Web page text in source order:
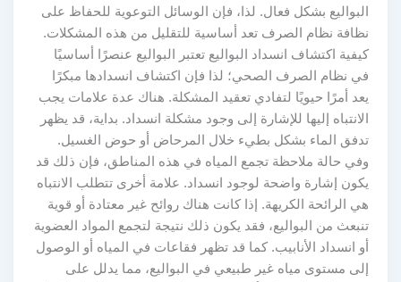
البواليع بشكل فعال. لذا، فإن الوسائل التوعوية للحفاظ على
نظافة نظام الصرف تعد أساسية للتقليل من هذه المشكلات.
كيفية اكتشاف انسداد البواليع تعتبر البواليع عنصرًا أساسيًا
في نظام الصرف الصحي؛ لذا فإن اكتشاف انسدادها مبكرًا
يعد أمرًا حيويًا لتفادي تعقيد المشكلة. هناك عدة علامات يجب
الانتباه إليها للإشارة إلى وجود مشكلة انسداد. بداية، قد يظهر
تدفق الماء بشكل بطيء خلال المرحاض أو حوض الغسيل.
وفي حالة ملاحظة تجمع المياه في هذه المناطق، فإن ذلك قد
يكون إشارة واضحة لوجود انسداد. علامة أخرى تتطلب الانتباه
هي الرائحة الكريهة. إذا كانت هناك روائح غير معتادة أو قوية
تنبعث من البواليع، فقد يكون ذلك نتيجة لتجمع المواد العضوية
أو انسداد الأنابيب. كما قد تظهر فقاعات في المياه أو الوصول
إلى مستوى مياه غير طبيعي في البواليع، مما يدلل على